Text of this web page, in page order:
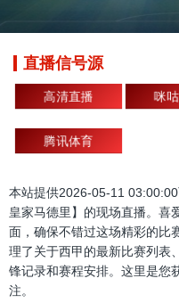
直播信号源
高清直播 咪
腾讯体育
本站提供2026-05-11
皇家马德里】的现场直播。喜
面，确保不错过这场精彩的比
理了关于西甲的最新比赛列表
锋记录和赛程安排。这里是您
注。